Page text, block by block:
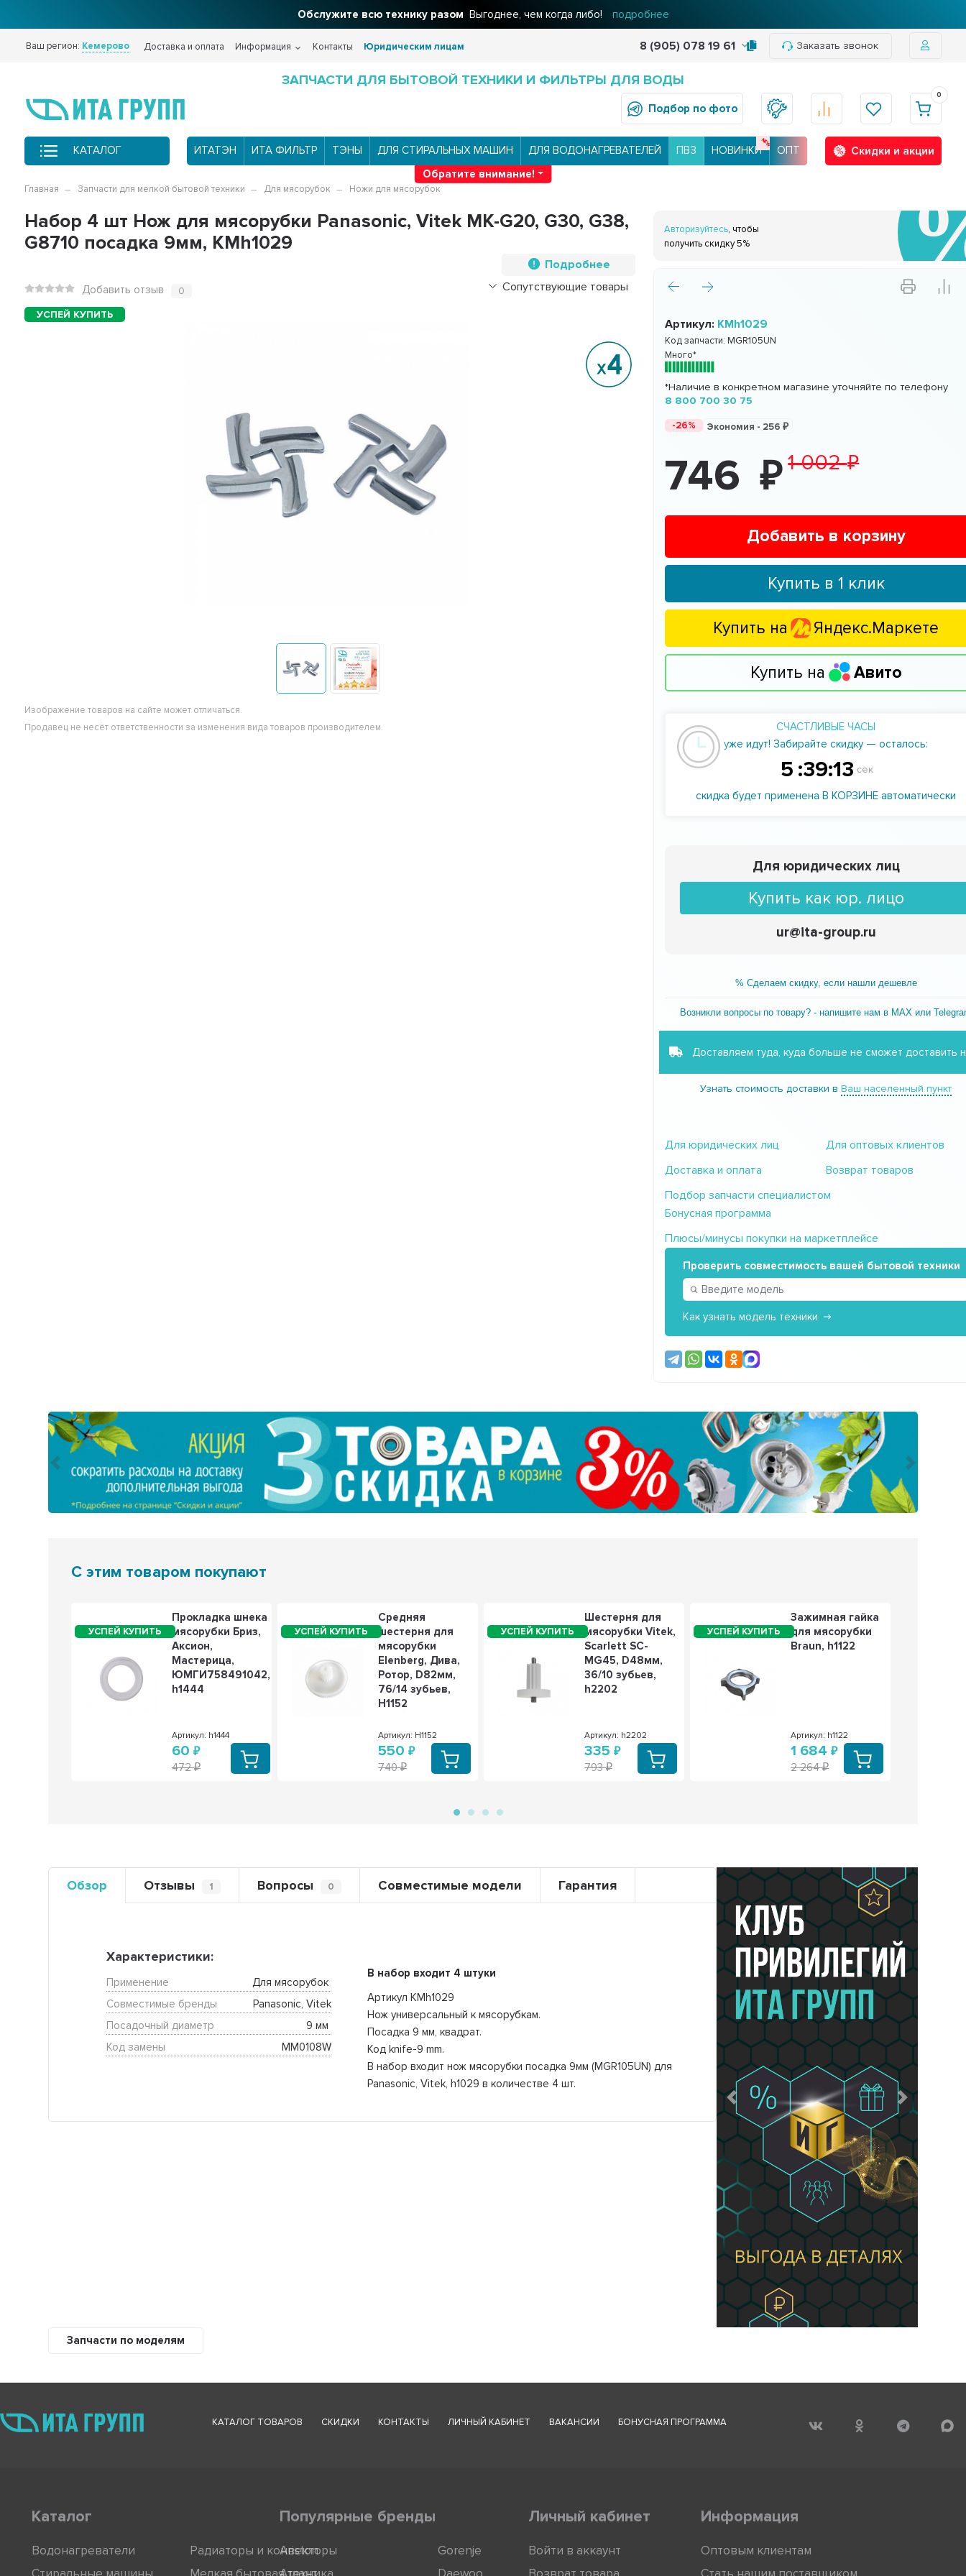
Обслужите всю технику разом Выгоднее, чем когда либо! подробнее
Ваш регион: Кемерово Доставка и оплата Информация Контакты Юридическим лицам 8 (905) 078 19 61 Заказать звонок
ЗАПЧАСТИ ДЛЯ БЫТОВОЙ ТЕХНИКИ И ФИЛЬТРЫ ДЛЯ ВОДЫ
Подбор по фото
0
КАТАЛОГ ИТАТЭН ИТА ФИЛЬТР ТЭНЫ ДЛЯ СТИРАЛЬНЫХ МАШИН ДЛЯ ВОДОНАГРЕВАТЕЛЕЙ ПВЗ НОВИНКИ ОПТ
Скидки и акции
Обратите внимание!
Главная Запчасти для мелкой бытовой техники Для мясорубок Ножи для мясорубок
Набор 4 шт Нож для мясорубки Panasonic, Vitek MK-G20, G30, G38,
G8710 посадка 9мм, KMh1029
Подробнее
Сопутствующие товары
Добавить отзыв 0
Изображение товаров на сайте может отличаться.
Продавец не несёт ответственности за изменения вида товаров производителем.
Авторизуйтесь, чтобы
получить скидку 5%
Артикул: KMh1029
Код запчасти: MGR105UN
Много*
*Наличие в конкретном магазине уточняйте по телефону
8 800 700 30 75
-26% Экономия - 256
746 1 002
Добавить в корзину
Купить в 1 клик
Купить на Яндекс.Маркете
Купить на Авито
СЧАСТЛИВЫЕ ЧАСЫ
уже идут! Забирайте скидку — осталось:
5 :39:12 сек
скидка будет применена В КОРЗИНЕ автоматически
Для юридических лиц
Купить как юр. лицо
ur@ita-group.ru
% Сделаем скидку, если нашли дешевле
Возникли вопросы по товару? - напишите нам в MAX или
Доставляем туда, куда больше не сможет доставить
Узнать стоимость доставки вВаш населенный пункт
Для юридических лиц
Для оптовых клиентов
Доставка и оплата
Возврат товаров
Подбор запчасти специалистом
Бонусная программа
Плюсы/минусы покупки на маркетплейсе
Проверить совместимость вашей бытовой техники
Как узнать модель техники
Предыдущий
С этим товаром покупают
Прокладка шнека
мясорубки Бриз,
Аксион,
Мастерица,
ЮМГИ758491042,
h1444
Артикул: h1444
60
472
Средняя
шестерня для
мясорубки
Elenberg, Дива,
Ротор, D82мм,
76/14 зубьев,
H1152
Артикул: H1152
550
740
Шестерня для
мясорубки Vitek,
Scarlett SC-
MG45, D48мм,
36/10 зубьев,
h2202
Артикул: h2202
335
793
Зажимная гайка
для мясорубки
Braun, h1122
Артикул: h1122
1 684
2 264
Обзор Отзывы 1 Вопросы 0 Совместимые модели Гарантия
В набор входит 4 штуки
Артикул KMh1029
Нож универсальный к мясорубкам.
Посадка 9 мм, квадрат.
Код knife-9 mm.
В набор входит нож мясорубки посадка 9мм (MGR105UN) для
Panasonic, Vitek, h1029 в количестве 4 шт.
Характеристики:
Применение
Для мясорубок
Совместимые бренды
Panasonic, Vitek
Посадочный диаметр
9 мм
Код замены
MM0108W
Предыдущий Следующий
Запчасти по моделям
КАТАЛОГ ТОВАРОВ СКИДКИ КОНТАКТЫ ЛИЧНЫЙ КАБИНЕТ ВАКАНСИИ БОНУСНАЯ ПРОГРАММА
Каталог
Водонагреватели
Радиаторы и конвекторы
Популярные бренды
Ariston
Gorenje
Личный кабинет
Войти в аккаунт
Информация
Оптовым клиентам